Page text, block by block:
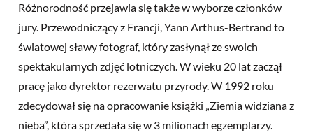
Różnorodność przejawia się także w wyborze członków
jury. Przewodniczący z Francji, Yann Arthus-Bertrand to
światowej sławy fotograf, który zasłynął ze swoich
spektakularnych zdjęć lotniczych. W wieku 20 lat zaczął
pracę jako dyrektor rezerwatu przyrody. W 1992 roku
zdecydował się na opracowanie książki „Ziemia widziana z
nieba”, która sprzedała się w 3 milionach egzemplarzy.